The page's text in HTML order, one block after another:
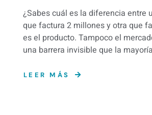
¿Sabes cuál es la diferencia entre
que factura 2 millones y otra que
es el producto. Tampoco el
una barrera invisible que la
LEER MÁS